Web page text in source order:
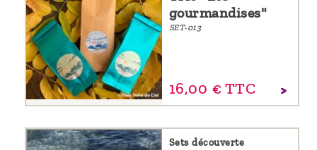
gourmandises"
SET-013
16,00 € TTC
Sets découverte